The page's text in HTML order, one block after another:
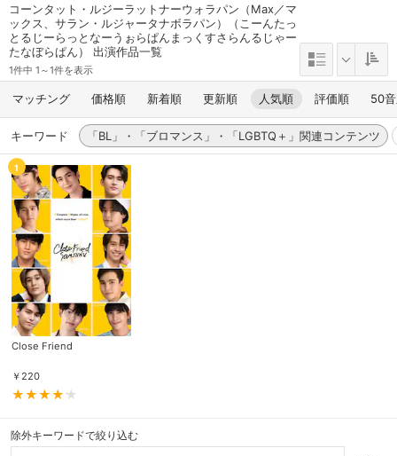
コーンタット・ルジーラットナーウォラパン（Max／マ
ックス、サラン・ルジャータナボラパン）（こーんたっ
とるじーらっとなーうぉらぱんまっくすさらんるじゃー
たなぼらぱん） 出演作品一覧
1件中 1～1件を表示
マッチング 価格順 新着順 更新順 人気順 評価順 50
キーワード 「BL」・「ブロマンス」・「LGBTQ＋」関連コンテンツ
1
Close Friend
￥ 220
除外キーワードで絞り込む